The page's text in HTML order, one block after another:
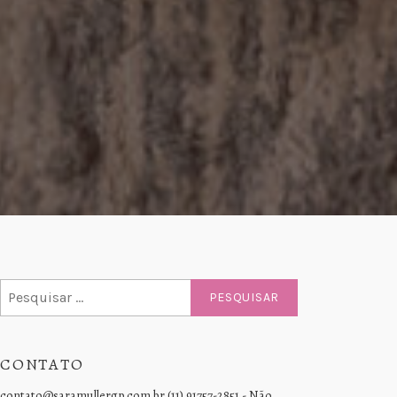
por:
CONTATO